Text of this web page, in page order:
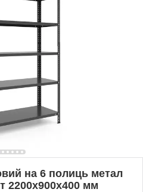
на 6 полиць метал
2200х900х400 мм